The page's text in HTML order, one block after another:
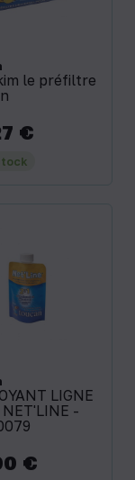
le préfiltre
€
LIGNE
NET'LINE -
€